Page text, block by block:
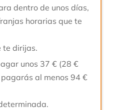
dentro de unos días,
horarias que te
te dirijas.
unos 37 € (28 €
al menos 94 €